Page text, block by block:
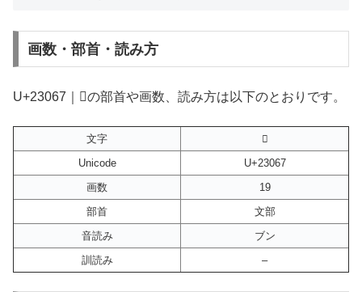
画数・部首・読み方
U+23067｜𣁧の部首や画数、読み方は以下のとおりです。
文字
𣁧
Unicode
U+23067
画数
19
部首
文部
音読み
ブン
訓読み
–